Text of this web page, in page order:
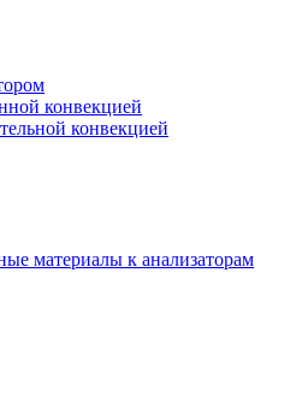
конвекцией
конвекцией
материалы к анализаторам